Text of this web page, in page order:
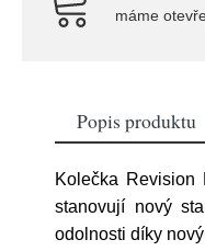
máme
Popis produktu
Kolečka Revision
stanovují nový
odolnosti díky